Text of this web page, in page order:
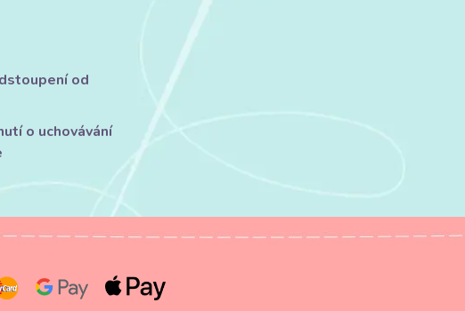
od
o uchovávání